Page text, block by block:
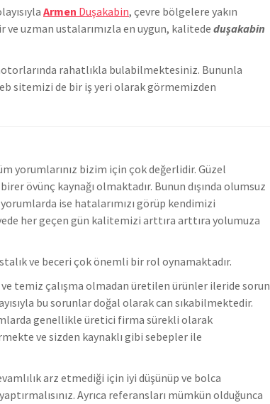
Armen Duşakabin, çevre bölgelere yakın
ve uzman ustalarımızla en uygun, kalitede duşakabin
rahatlıkla bulabilmektesiniz. Bununla
sitemizi de bir iş yeri olarak görmemizden
yorumlarınız bizim için çok değerlidir. Güzel
övünç kaynağı olmaktadır. Bunun dışında olumsuz
yorumlarda ise hatalarımızı görüp kendimizi
her geçen gün kalitemizi arttıra arttıra yolumuza
ve beceri çok önemli bir rol oynamaktadır.
temiz çalışma olmadan üretilen ürünler ileride sorun
bu sorunlar doğal olarak can sıkabilmektedir.
genellikle üretici firma sürekli olarak
ve sizden kaynaklı gibi sebepler ile
arz etmediği için iyi düşünüp ve bolca
Ayrıca referansları mümkün olduğunca